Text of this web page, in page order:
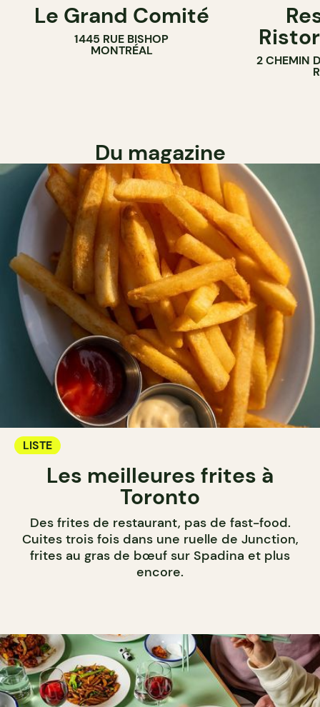
Le Grand Comité
1445 RUE BISHOP
MONTRÉAL
2 CHEMIN
Du magazine
LISTE
Les meilleures frites à
Toronto
Des frites de restaurant, pas de fast-food.
Cuites trois fois dans une ruelle de Junction,
frites au gras de bœuf sur Spadina et plus
encore.